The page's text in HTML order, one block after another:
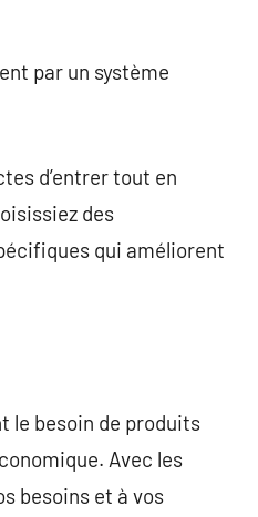
par un système
d’entrer tout en
des
qui améliorent
le besoin de produits
Avec les
besoins et à vos